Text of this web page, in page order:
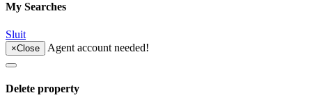
My Searches
Sluit
×Close Agent account needed!
Delete property